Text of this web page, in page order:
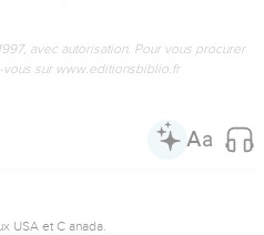
avec autorisation. Pour vous procurer
sur www.editionsbiblio.fr
USA et C anada.